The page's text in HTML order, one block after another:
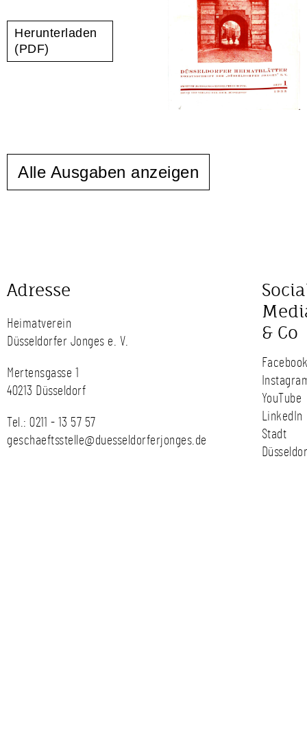
Herunterladen
(PDF)
Alle Ausgaben anzeigen
Adresse
Heimatverein
Düsseldorfer Jonges e. V.
Mertensgasse 1
40213 Düsseldorf
Tel.: 0211 - 13 57 57
geschaeftsstelle@duesseldorferjonges.de
& Co
YouTube
LinkedIn
Stadt